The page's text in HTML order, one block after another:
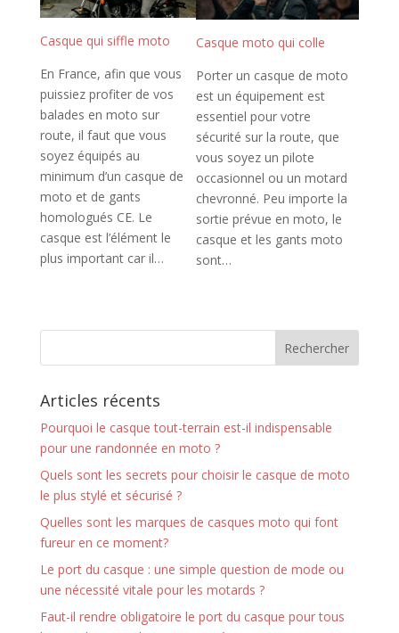
Casque qui siffle moto
En France, afin que vous
puissiez profiter de vos
balades en moto sur
route, il faut que vous
soyez équipés au
minimum d’un casque de
moto et de gants
homologués CE. Le
casque est l’élément le
plus important car il…
Casque moto qui colle
Porter un casque de moto
est un équipement est
essentiel pour votre
sécurité sur la route, que
vous soyez un pilote
occasionnel ou un motard
chevronné. Peu importe la
sortie prévue en moto, le
casque et les gants moto
sont…
Articles récents
Pourquoi le casque tout-terrain est-il indispensable
pour une randonnée en moto ?
Quels sont les secrets pour choisir le casque de moto
le plus stylé et sécurisé ?
Quelles sont les marques de casques moto qui font
fureur en ce moment?
Le port du casque : une simple question de mode ou
une nécessité vitale pour les motards ?
Faut-il rendre obligatoire le port du casque pour tous